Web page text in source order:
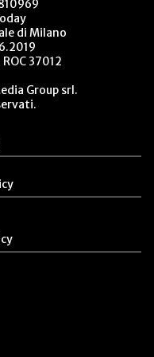
di Milano
37012
Group srl.